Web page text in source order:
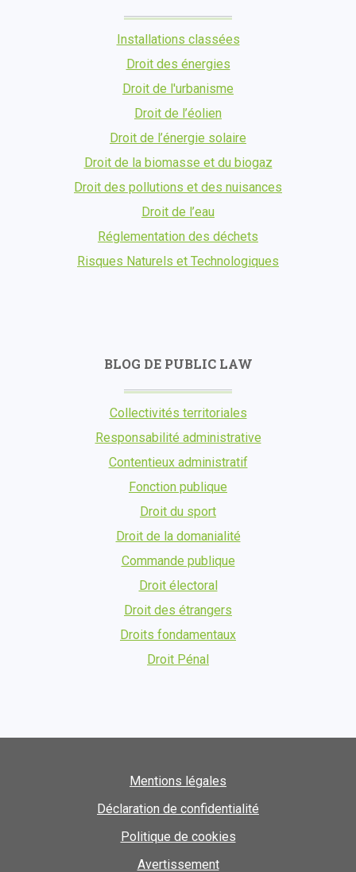
Installations classées
Droit des énergies
Droit de l'urbanisme
Droit de l’éolien
Droit de l’énergie solaire
Droit de la biomasse et du biogaz
Droit des pollutions et des nuisances
Droit de l’eau
Réglementation des déchets
Risques Naturels et Technologiques
BLOG DE PUBLIC LAW
Collectivités territoriales
Responsabilité administrative
Contentieux administratif
Fonction publique
Droit du sport
Droit de la domanialité
Commande publique
Droit électoral
Droit des étrangers
Droits fondamentaux
Droit Pénal
Mentions légales
Déclaration de confidentialité
Politique de cookies
Avertissement